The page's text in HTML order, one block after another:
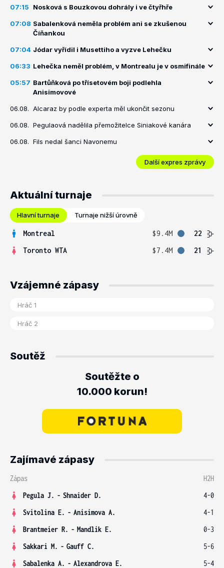
07:15 Nosková s Bouzkovou dohrály i ve čtyřhře
07:08 Sabalenková neměla problém ani se zkušenou
Číňankou
07:04 Jódar vyřídil i Musettiho a vyzve Lehečku
06:33 Lehečka neměl problém, v Montrealu je v osmifinále
05:57 Bartůňková po třísetovém boji podlehla
Anisimovové
06.08. Alcaraz by podle experta měl ukončit sezonu
06.08. Pegulaová nadělila přemožitelce Siniakové kanára
06.08. Fils nedal šanci Navonemu
Další expres zprávy
Aktuální turnaje
Hlavní turnaje Turnaje nižší úrovně
Montreal $9.4M
22
Toronto WTA
$7.4M 21
Vzájemné zápasy
Soutěž
Soutěžte o
10.000 korun!
Zajímavé zápasy
Zápas
H2H
Pegula J. - Shnaider D.
4-0
Svitolina E. - Anisimova A.
4-1
Brantmeier R. - Mandlik E.
0-3
Sakkari M. - Gauff C.
5-6
Sabalenka A. - Alexandrova E.
5-4